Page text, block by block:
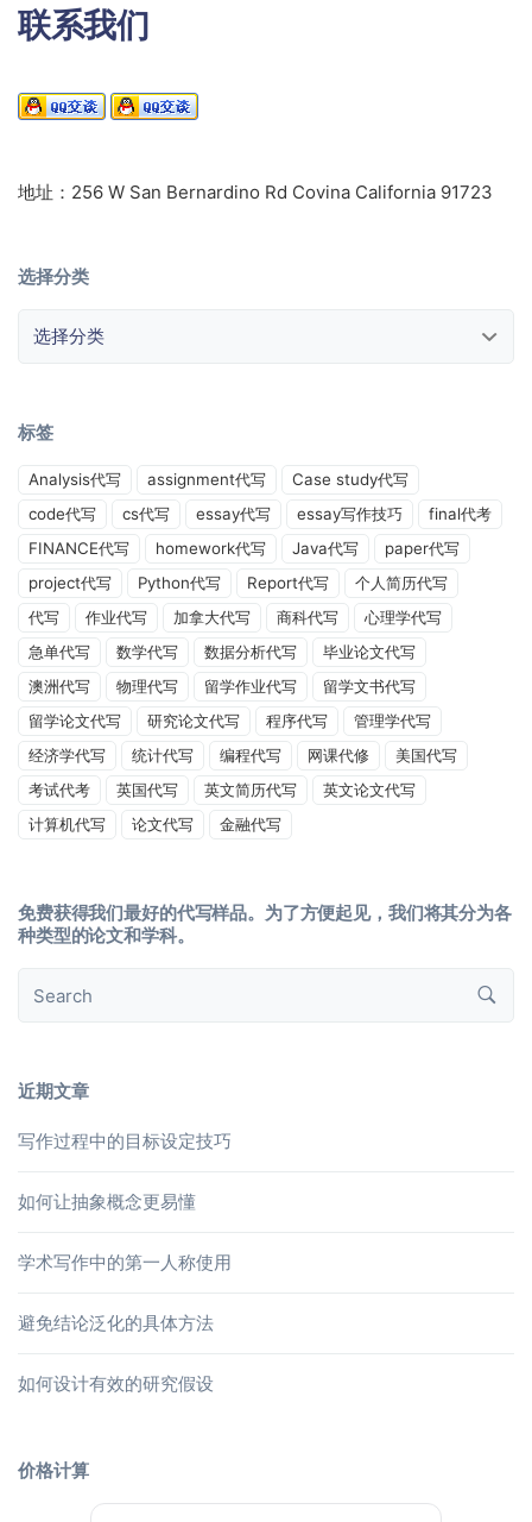
联系我们
地址：256 W San Bernardino Rd Covina California 91723
选择分类
标签
Analysis代写 assignment代写
Case study代写
code代写
cs代写 essay代写 essay写作技巧
final代考
FINANCE代写
homework代写 Java代写
paper代写
project代写
Python代写 Report代写
个人简历代写
代写
作业代写 加拿大代写 商科代写
心理学代写
急单代写
数学代写 数据分析代写
毕业论文代写
澳洲代写
物理代写 留学作业代写
留学文书代写
留学论文代写
研究论文代写 程序代写
管理学代写
经济学代写
统计代写 编程代写 网课代修
美国代写
考试代考
英国代写 英文简历代写
英文论文代写
计算机代写
论文代写 金融代写
免费获得我们最好的代写样品。为了方便起见，我们将其分为各
种类型的论文和学科。
近期文章
写作过程中的目标设定技巧
如何让抽象概念更易懂
学术写作中的第一人称使用
避免结论泛化的具体方法
如何设计有效的研究假设
价格计算